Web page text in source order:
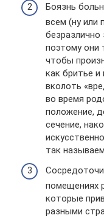
Боязнь
всем (ну или
поэтому они
чтобы
как бритье и
вколоть
во время
положение,
сечение,
так
помещениях
которые
разными